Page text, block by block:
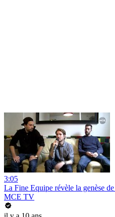
3:05
La Fine Equipe révèle la genèse
MCE TV